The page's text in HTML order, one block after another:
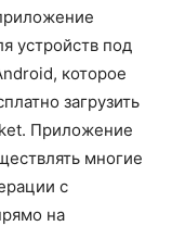
устройств под
которое
загрузить
Приложение
многие
с
на